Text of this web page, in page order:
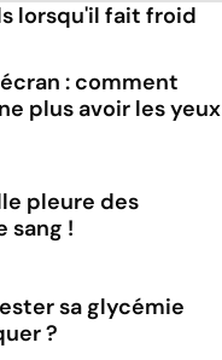
lorsqu'il fait froid
: comment
plus avoir les yeux
pleure des
sang !
sa glycémie
?